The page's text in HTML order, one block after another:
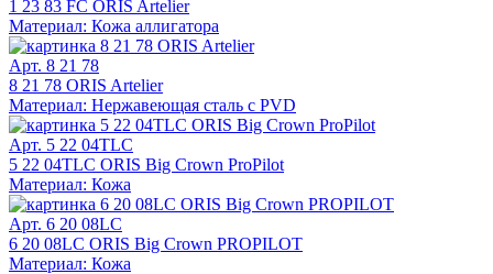
1 23 83 FC ORIS Artelier
Материал: Кожа аллигатора
Арт. 8 21 78
8 21 78 ORIS Artelier
Материал: Нержавеющая сталь с PVD
Арт. 5 22 04TLC
5 22 04TLC ORIS Big Crown ProPilot
Материал: Кожа
Арт. 6 20 08LC
6 20 08LC ORIS Big Crown PROPILOT
Материал: Кожа